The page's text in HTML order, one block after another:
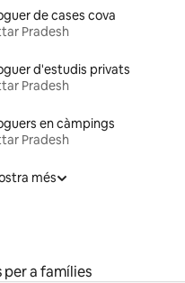
de cases cova
Pradesh
d'estudis privats
Pradesh
en càmpings
Pradesh
més
a famílies